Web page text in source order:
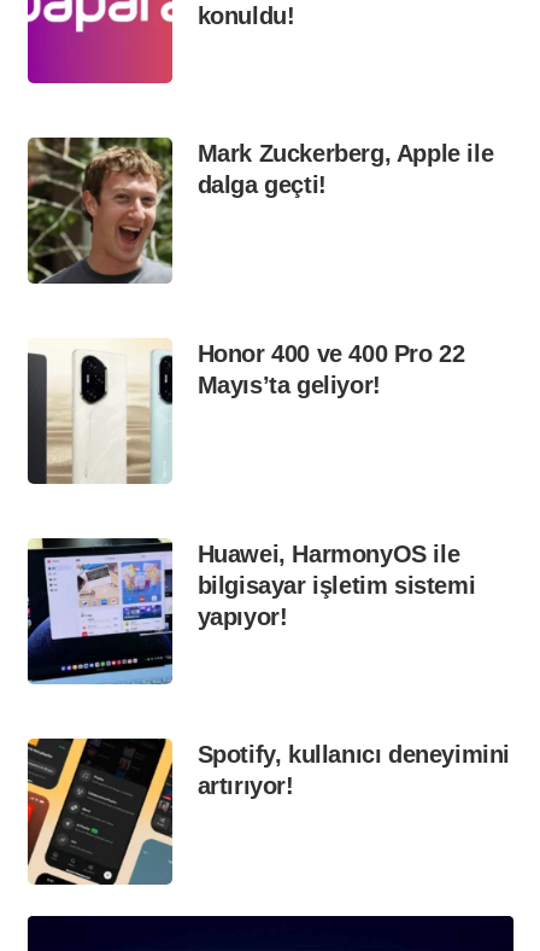
konuldu!
Mark Zuckerberg, Apple ile
dalga geçti!
Honor 400 ve 400 Pro 22
Mayıs’ta geliyor!
Huawei, HarmonyOS ile
bilgisayar işletim sistemi
yapıyor!
Spotify, kullanıcı deneyimini
artırıyor!